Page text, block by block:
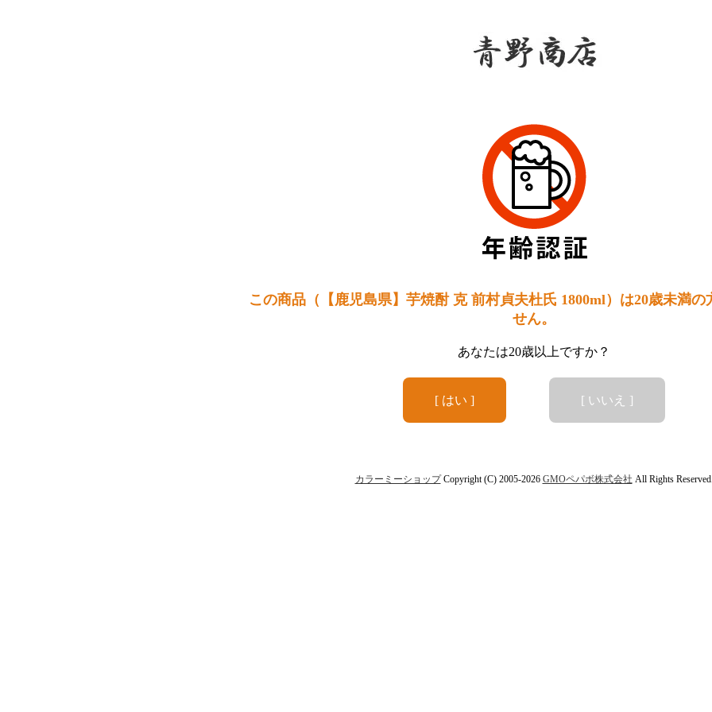
この商品（【鹿児島県】芋焼酎 克 前村貞夫杜氏 1800ml）は20歳未満の
せん。
あなたは20歳以上ですか？
[ はい ] [ いいえ ]
カラーミーショップCopyright (C) 2005-2026 GMOペパボ株式会社 All Rights Reserved.